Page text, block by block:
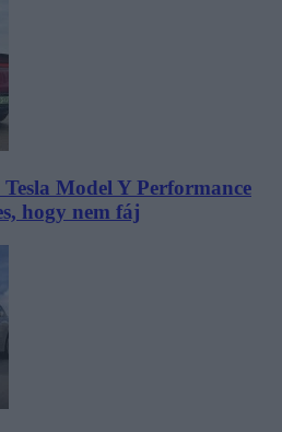
Model Y Performance
hogy nem fáj